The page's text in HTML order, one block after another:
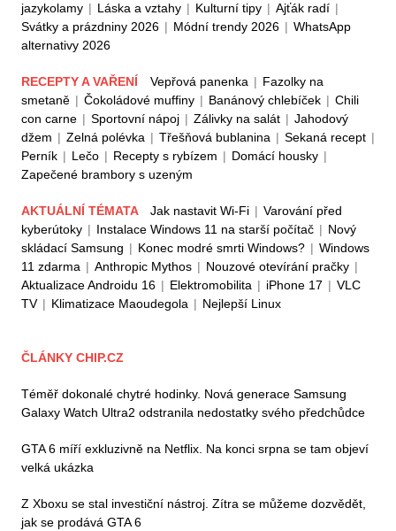
jazykolamy | Láska a vztahy | Kulturní tipy | Ajťák radí |
Svátky a prázdniny 2026 | Módní trendy 2026 | WhatsApp
alternativy 2026
RECEPTY A VAŘENÍ Vepřová panenka | Fazolky na
smetaně | Čokoládové muffiny | Banánový chlebíček | Chili
con carne | Sportovní nápoj | Zálivky na salát | Jahodový
džem | Zelná polévka | Třešňová bublanina | Sekaná recept |
Perník | Lečo | Recepty s rybízem | Domácí housky |
Zapečené brambory s uzeným
AKTUÁLNÍ TÉMATA Jak nastavit Wi-Fi | Varování před
kyberútoky | Instalace Windows 11 na starší počítač | Nový
skládací Samsung | Konec modré smrti Windows? | Windows
11 zdarma | Anthropic Mythos | Nouzové otevírání pračky |
Aktualizace Androidu 16 | Elektromobilita | iPhone 17 | VLC
TV | Klimatizace Maoudegola | Nejlepší Linux
ČLÁNKY CHIP.CZ
Téměř dokonalé chytré hodinky. Nová generace Samsung
Galaxy Watch Ultra2 odstranila nedostatky svého předchůdce
GTA 6 míří exkluzivně na Netflix. Na konci srpna se tam objeví
velká ukázka
Z Xboxu se stal investiční nástroj. Zítra se můžeme dozvědět,
jak se prodává GTA 6